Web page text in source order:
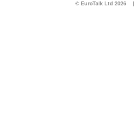
© EuroTalk Ltd 2026 |